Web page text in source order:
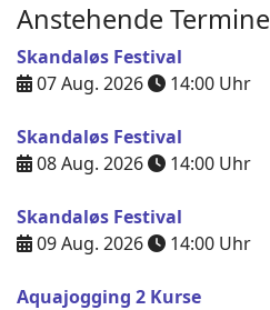
Anstehende Termine
Skandaløs Festival
07 Aug. 2026
14:00 Uhr
Skandaløs Festival
08 Aug. 2026
14:00 Uhr
Skandaløs Festival
09 Aug. 2026
14:00 Uhr
Aquajogging 2 Kurse